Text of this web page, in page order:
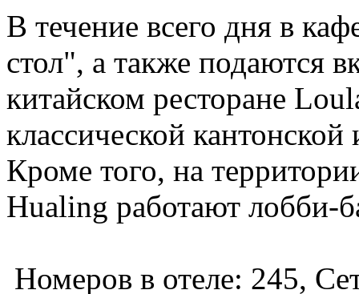
В течение всего дня в
стол", а также подаются
китайском ресторане
классической
Кроме того, на
Hualing работают лобби-
Номеров в отеле: 245,